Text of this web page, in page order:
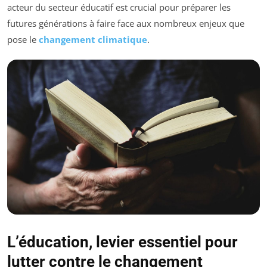
acteur du secteur éducatif est crucial pour préparer les
futures générations à faire face aux nombreux enjeux que
pose le changement climatique.
L’éducation, levier essentiel pour
lutter contre le changement